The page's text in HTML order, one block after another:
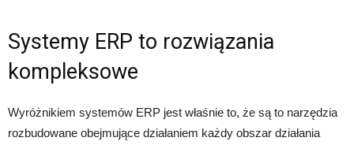
Systemy ERP to rozwiązania
kompleksowe
Wyróżnikiem systemów ERP jest właśnie to, że są to narzędzia
rozbudowane obejmujące działaniem każdy obszar działania